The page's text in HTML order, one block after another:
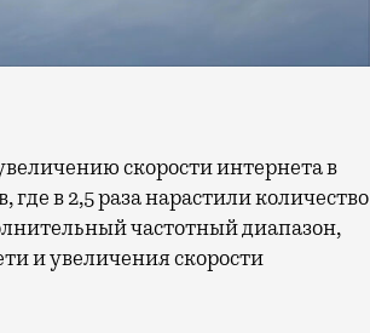
в 2,5 раза нарастили количество
частотный диапазон,
и увеличения скорости